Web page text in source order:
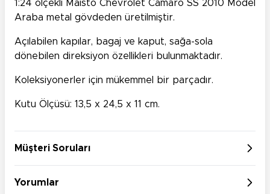
1:24 ölçekli Maisto Chevrolet Camaro SS 2010 Model
Araba metal gövdeden üretilmiştir.
Açılabilen kapılar, bagaj ve kaput, sağa-sola
dönebilen direksiyon özellikleri bulunmaktadır.
Koleksiyonerler için mükemmel bir parçadır.
Kutu Ölçüsü: 13,5 x 24,5 x 11 cm.
Müşteri Soruları
Yorumlar